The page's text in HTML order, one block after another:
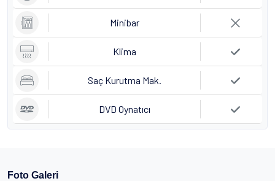
Minibar
Klima
Saç Kurutma Mak.
DVD Oynatıcı
Foto Galeri